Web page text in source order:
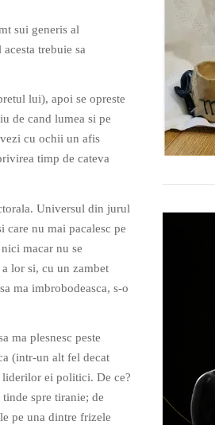
sui generis al
trebuie sa
lui), apoi se opreste
de cand lumea si pe
cu ochii un afis
timp de cateva
Universul din jurul
care nu mai pacalesc pe
macar nu se
lor si, cu un zambet
ma imbrobodeasca, s-o
ma plesnesc peste
(intr-un alt fel decat
liderilor ei politici. De ce?
spre tiranie; de
pe una dintre frizele